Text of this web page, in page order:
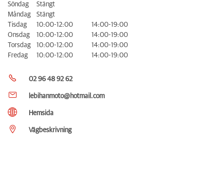
Söndag
Stängt
Måndag
Stängt
Tisdag
10:00-12:00
14:00-19:00
Onsdag
10:00-12:00
14:00-19:00
Torsdag
10:00-12:00
14:00-19:00
Fredag
10:00-12:00 14:00-19:00
02 96 48 92 62
lebihanmoto@hotmail.com
Hemsida
Vägbeskrivning